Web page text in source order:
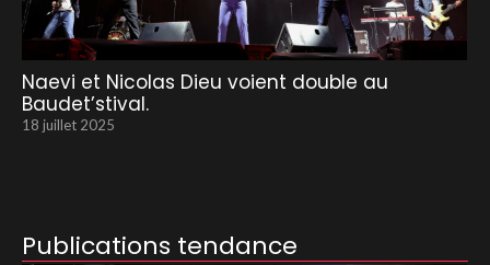
Naevi et Nicolas Dieu voient double au
Baudet’stival.
18 juillet 2025
Publications tendance